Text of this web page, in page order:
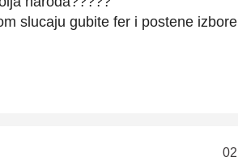
slucaju gubite fer i postene